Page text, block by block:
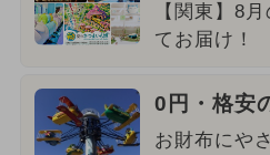
【関東】8
てお届け！
0円・格安
お財布にや